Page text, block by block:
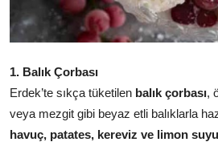
Anne & Bebek Beslenmesi
Gıda Sözlüğü & Nedir?
Yemek Tarifleri & Menüler
1. Balık Çorbası
Erdek’te sıkça tüketilen balık çorbası,
veya mezgit gibi beyaz etli balıklarla
havuç, patates, kereviz ve limon